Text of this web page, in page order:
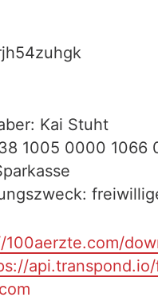
Kai Stuht
1005 0000 1066
100aerzte.com/